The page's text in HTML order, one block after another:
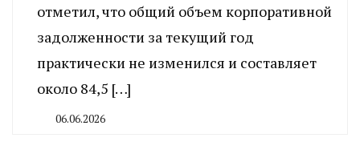
отметил, что общий объем корпоративной
задолженности за текущий год
практически не изменился и составляет
около 84,5 […]
06.06.2026